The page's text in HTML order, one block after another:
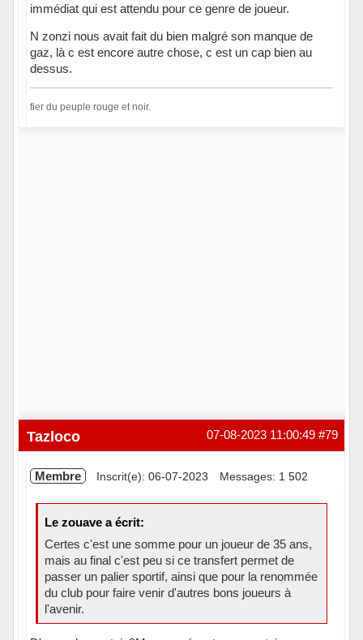
immédiat qui est attendu pour ce genre de joueur.
N zonzi nous avait fait du bien malgré son manque de
gaz, là c est encore autre chose, c est un cap bien au
dessus.
fier du peuple rouge et noir.
#79
07-08-2023 11:00:49
Tazloco
Membre Inscrit(e): 06-07-2023 Messages: 1 502
Le zouave a écrit:
Certes c'est une somme pour un joueur de 35 ans,
mais au final c'est peu si ce transfert permet de
passer un palier sportif, ainsi que pour la renommée
du club pour faire venir d'autres bons joueurs à
l'avenir.